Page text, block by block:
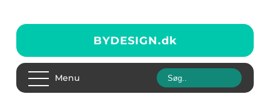
BYDESIGN.dk
Menu